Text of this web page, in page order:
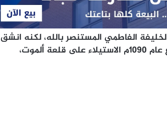
إلى مصر عام 1078م للقاء الخليفة الفاطمي المستنصر بالله، لكنه انشق
عنه بعد وفاته واتجه إلى بلاد فارس. استطاع عام 1090م الاستيلاء على قلعة ألموت،